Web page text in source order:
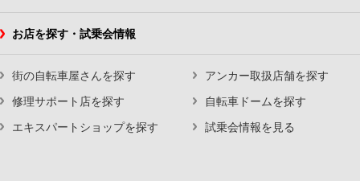
お店を探す・試乗会情報
街の自転車屋さんを探す
修理サポート店を探す
エキスパートショップを探す
アンカー取扱店舗を探す
自転車ドームを探す
試乗会情報を見る